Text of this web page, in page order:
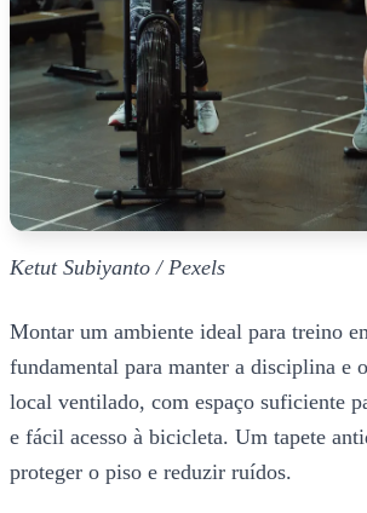
Ketut Subiyanto / Pexels
Montar um ambiente ideal para treino
fundamental para manter a disciplina e
local ventilado, com espaço suficiente
e fácil acesso à bicicleta. Um tapete
proteger o piso e reduzir ruídos.